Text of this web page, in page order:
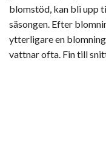
blomstöd, kan bli upp
säsongen. Efter
ytterligare en
vattnar ofta. Fin till